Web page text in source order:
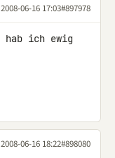
2008-06-16 17:03#897978
ich ewig
2008-06-16 18:22#898080